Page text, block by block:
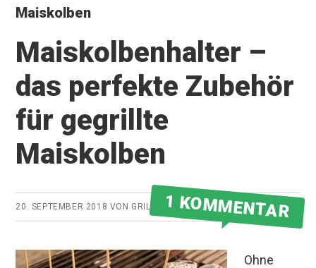
Maiskolben
Maiskolbenhalter –
das perfekte Zubehör
für gegrillte
Maiskolben
20. SEPTEMBER 2018 VON GRILLMEISTER1 KOMMENTAR
Ohne